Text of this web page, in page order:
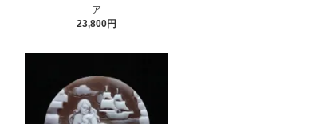
ア
23,800円